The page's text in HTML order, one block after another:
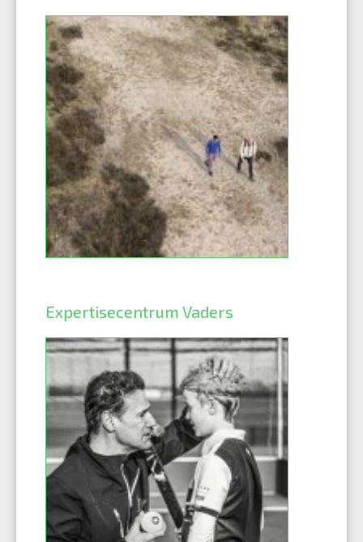
Expertisecentrum Vaders